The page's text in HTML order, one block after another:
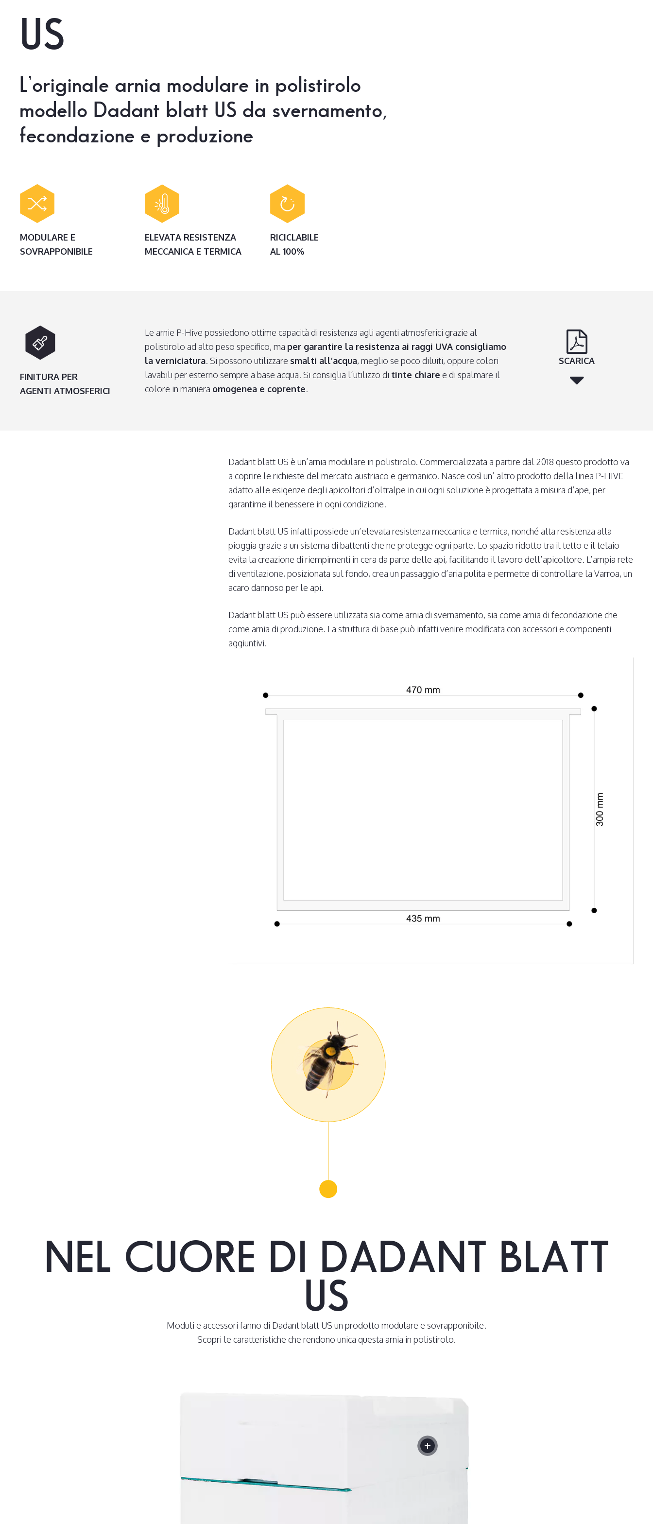
US
L’originale arnia modulare in polistirolo
modello Dadant blatt US da svernamento,
fecondazione e produzione
MODULARE E
SOVRAPPONIBILE
ELEVATA RESISTENZA
MECCANICA E TERMICA
RICICLABILE
AL 100%
FINITURA PER
AGENTI ATMOSFERICI
Le arnie P-Hive possiedono ottime capacità di resistenza agli agenti atmosferici grazie al
polistirolo ad alto peso specifico, ma per garantire la resistenza ai raggi UVA consigliamo
la verniciatura. Si possono utilizzare smalti all’acqua, meglio se poco diluiti, oppure colori
lavabili per esterno sempre a base acqua. Si consiglia l’utilizzo di tinte chiare e di spalmare il
colore in maniera omogenea e coprente.
SCARICA
Dadant blatt US è un’arnia modulare in polistirolo. Commercializzata a partire dal 2018 questo prodotto va
a coprire le richieste del mercato austriaco e germanico. Nasce così un’ altro prodotto della linea P-HIVE
adatto alle esigenze degli apicoltori d’oltralpe in cui ogni soluzione è progettata a misura d’ape, per
garantirne il benessere in ogni condizione.
Dadant blatt US infatti possiede un’elevata resistenza meccanica e termica, nonché alta resistenza alla
pioggia grazie a un sistema di battenti che ne protegge ogni parte. Lo spazio ridotto tra il tetto e il telaio
evita la creazione di riempimenti in cera da parte delle api, facilitando il lavoro dell’apicoltore. L’ampia rete
di ventilazione, posizionata sul fondo, crea un passaggio d’aria pulita e permette di controllare la Varroa, un
acaro dannoso per le api.
Dadant blatt US può essere utilizzata sia come arnia di svernamento, sia come arnia di fecondazione che
come arnia di produzione. La struttura di base può infatti venire modificata con accessori e componenti
aggiuntivi.
NEL CUORE DI DADANT BLATT
US
Moduli e accessori fanno di Dadant blatt US un prodotto modulare e sovrapponibile.
Scopri le caratteristiche che rendono unica questa arnia in polistirolo.